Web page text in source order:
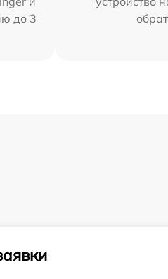
до 3